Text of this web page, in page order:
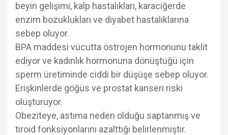
beyin gelişimi, kalp hastalıkları, karaciğerde
enzim bozuklukları ve diyabet hastalıklarına
sebep oluyor.
BPA maddesi vücutta östrojen hormonunu taklit
ediyor ve kadınlık hormonuna dönüştüğü için
sperm üretiminde ciddi bir düşüşe sebep oluyor.
Erişkinlerde göğüs ve prostat kanseri riski
oluşturuyor.
Obeziteye, astıma neden olduğu saptanmış ve
tiroid fonksiyonlarını azalttığı belirlenmiştir.